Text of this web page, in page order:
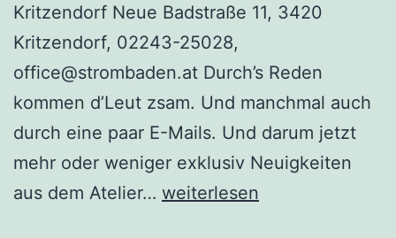
Kritzendorf Neue Badstraße 11, 3420
Kritzendorf, 02243-25028,
office@strombaden.at Durch’s Reden
kommen d’Leut zsam. Und manchmal auch
durch eine paar E-Mails. Und darum jetzt
mehr oder weniger exklusiv Neuigkeiten
aus dem Atelier… Ausstellung
weiterlesen